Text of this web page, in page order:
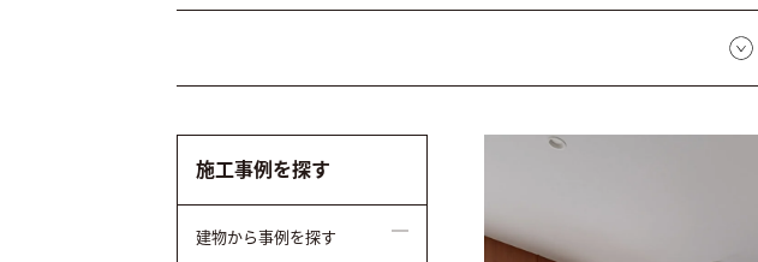
施工事例を探す
建物から事例を探す